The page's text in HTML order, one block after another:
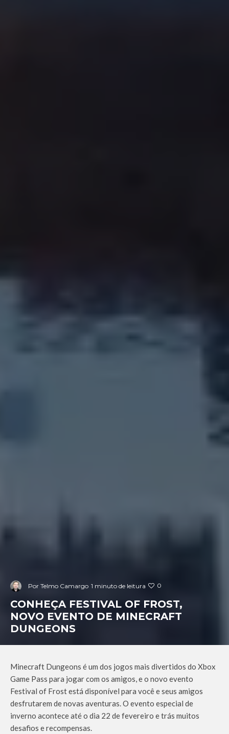
Por Telmo Camargo 1 minuto de leitura 0
CONHEÇA FESTIVAL OF FROST,
NOVO EVENTO DE MINECRAFT
DUNGEONS
Minecraft Dungeons é um dos jogos mais divertidos do Xbox
Game Pass para jogar com os amigos, e o novo evento
Festival of Frost está disponível para você e seus amigos
desfrutarem de novas aventuras. O evento especial de
inverno acontece até o dia 22 de fevereiro e trás muitos
desafios e recompensas.